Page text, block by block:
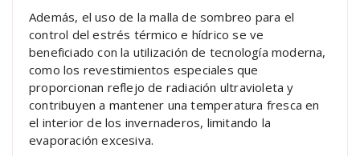
Además, el uso de la malla de sombreo para el
control del estrés térmico e hídrico se ve
beneficiado con la utilización de tecnología moderna,
como los revestimientos especiales que
proporcionan reflejo de radiación ultravioleta y
contribuyen a mantener una temperatura fresca en
el interior de los invernaderos, limitando la
evaporación excesiva.